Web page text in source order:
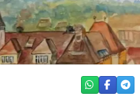
WHATSAPP